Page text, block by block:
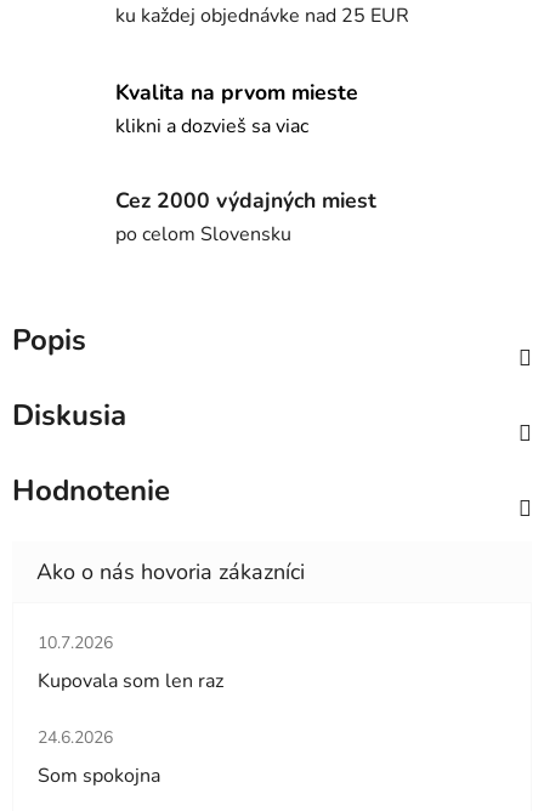
ku každej objednávke nad 25 EUR
Kvalita na prvom mieste
klikni a dozvieš sa viac
Cez 2000 výdajných miest
po celom Slovensku
Popis
Diskusia
Hodnotenie
Hodnotenie obchodu je 5 z 5 hviezdičiek.
10.7.2026
Kupovala som len raz
Hodnotenie obchodu je 5 z 5 hviezdičiek.
24.6.2026
Som spokojna